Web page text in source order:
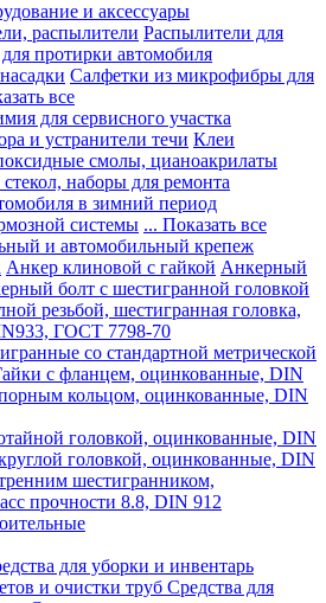
и аксессуары
распылители Распылители для
протирки автомобиля
Салфетки из микрофибры для
все
для сервисного участка
и устранители течи Клеи
смолы, цианоакрилаты
наборы для ремонта
в зимний период
системы ... Показать все
и автомобильный крепеж
Анкер клиновой с гайкой Анкерный
болт с шестигранной головкой
резьбой, шестигранная головка,
ГОСТ 7798-70
со стандартной метрической
с фланцем, оцинкованные, DIN
кольцом, оцинкованные, DIN
головкой, оцинкованные, DIN
головкой, оцинкованные, DIN
шестигранником,
прочности 8.8, DIN 912
для уборки и инвентарь
и очистки труб Средства для